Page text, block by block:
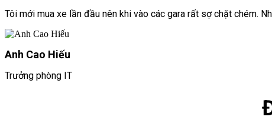
Tôi mới mua xe lần đầu nên khi vào các gara rất sợ chặt chém.
Anh Cao Hiếu
Trưởng phòng IT